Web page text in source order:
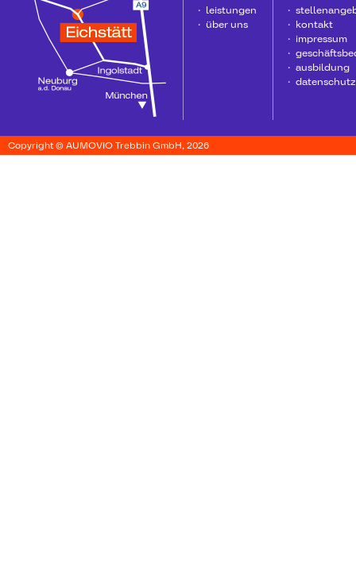
leistungen
über uns
kontakt
impressum
ausbildung
Copyright © AUMOVIO Trebbin GmbH, 2026